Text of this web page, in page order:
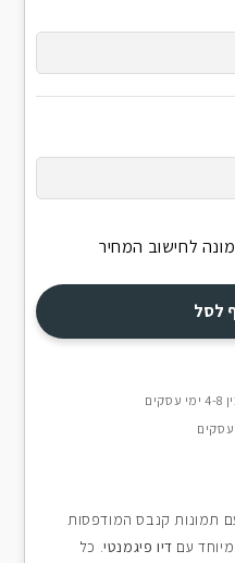
לחישוב המחיר
לסל
תמונות קנבס המודפסות
עם דיו פיגמנטי. כל